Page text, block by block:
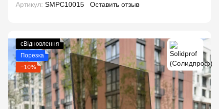
Артикул: SMPC10015 Оставить отзыв
єВідновлення
Порезка
−10%